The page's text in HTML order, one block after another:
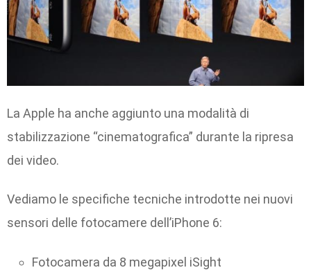
La Apple ha anche aggiunto una modalità di
stabilizzazione “cinematografica” durante la ripresa
dei video.
Vediamo le specifiche tecniche introdotte nei nuovi
sensori delle fotocamere dell’iPhone 6:
Fotocamera da 8 megapixel iSight